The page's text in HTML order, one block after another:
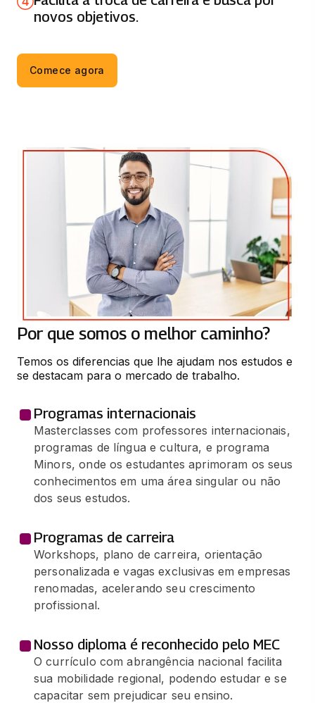
66 horas
INTELIGÊNCIA DE AMEAÇAS
CIBERNÉTICAS
SEGURANÇA EM CLOUD E AMBIENTES
COMPUTAÇÃO FORENSE
66 horas
GERENCIAMENTO DE VULNERABILIDADES
HARDENING DE SERVIDORES
66 horas
SEGURANCA DE REDES DE
COMPUTADORES
novos objetivos.
Comece agora
Por que somos o melhor caminho?
Temos os diferencias que lhe ajudam nos estudos e
se destacam para o mercado de trabalho.
Programas internacionais
Masterclasses com professores internacionais,
programas de língua e cultura, e programa
Minors, onde os estudantes aprimoram os seus
conhecimentos em uma área singular ou não
dos seus estudos.
Programas de carreira
Workshops, plano de carreira, orientação
personalizada e vagas exclusivas em empresas
renomadas, acelerando seu crescimento
profissional.
Nosso diploma é reconhecido pelo MEC
O currículo com abrangência nacional facilita
sua mobilidade regional, podendo estudar e se
capacitar sem prejudicar seu ensino.